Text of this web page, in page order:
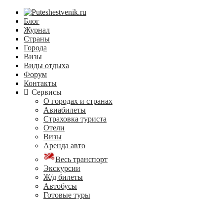
Блог
Журнал
Страны
Города
Визы
Виды отдыха
Форум
Контакты
Сервисы
О городах и странах
Авиабилеты
Страховка туриста
Отели
Визы
Аренда авто
Весь транспорт
Экскурсии
Ж/д билеты
Автобусы
Готовые туры